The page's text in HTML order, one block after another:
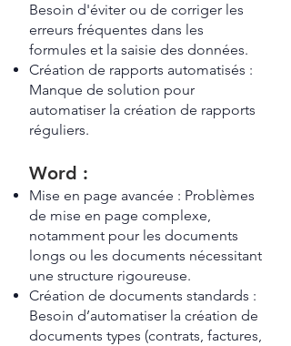
Besoin d'éviter ou de corriger les
erreurs fréquentes dans les
formules et la saisie des données.
Création de rapports automatisés :
Manque de solution pour
automatiser la création de rapports
réguliers.
Word :
Mise en page avancée : Problèmes
de mise en page complexe,
notamment pour les documents
longs ou les documents nécessitant
une structure rigoureuse.
Création de documents standards :
Besoin d’automatiser la création de
documents types (contrats, factures,